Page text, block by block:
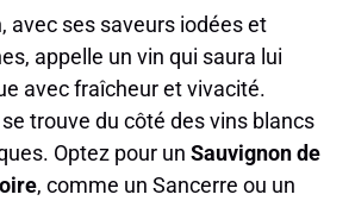
avec ses saveurs iodées et
appelle un vin qui saura lui
avec fraîcheur et vivacité.
trouve du côté des vins blancs
Optez pour un Sauvignon de
, comme un Sancerre ou un